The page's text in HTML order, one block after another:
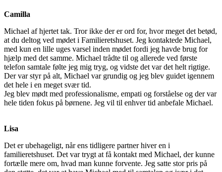
Camilla
Michael af hjertet tak. Tror ikke der er ord for, hvor meget det betød,
at du deltog ved mødet i Familieretshuset. Jeg kontaktede Michael,
med kun en lille uges varsel inden mødet fordi jeg havde brug for
hjælp med det samme. Michael trådte til og allerede ved første
telefon samtale følte jeg mig tryg, og vidste det var det helt rigtige.
Der var styr på alt, Michael var grundig og jeg blev guidet igennem
det hele i en meget svær tid.
Jeg blev mødt med professionalisme, empati og forståelse og der var
hele tiden fokus på børnene. Jeg vil til enhver tid anbefale Michael.
Lisa
Det er ubehageligt, når ens tidligere partner hiver en i
familieretshuset. Det var trygt at få kontakt med Michael, der kunne
fortælle mere om, hvad man kunne forvente. Jeg satte stor pris på